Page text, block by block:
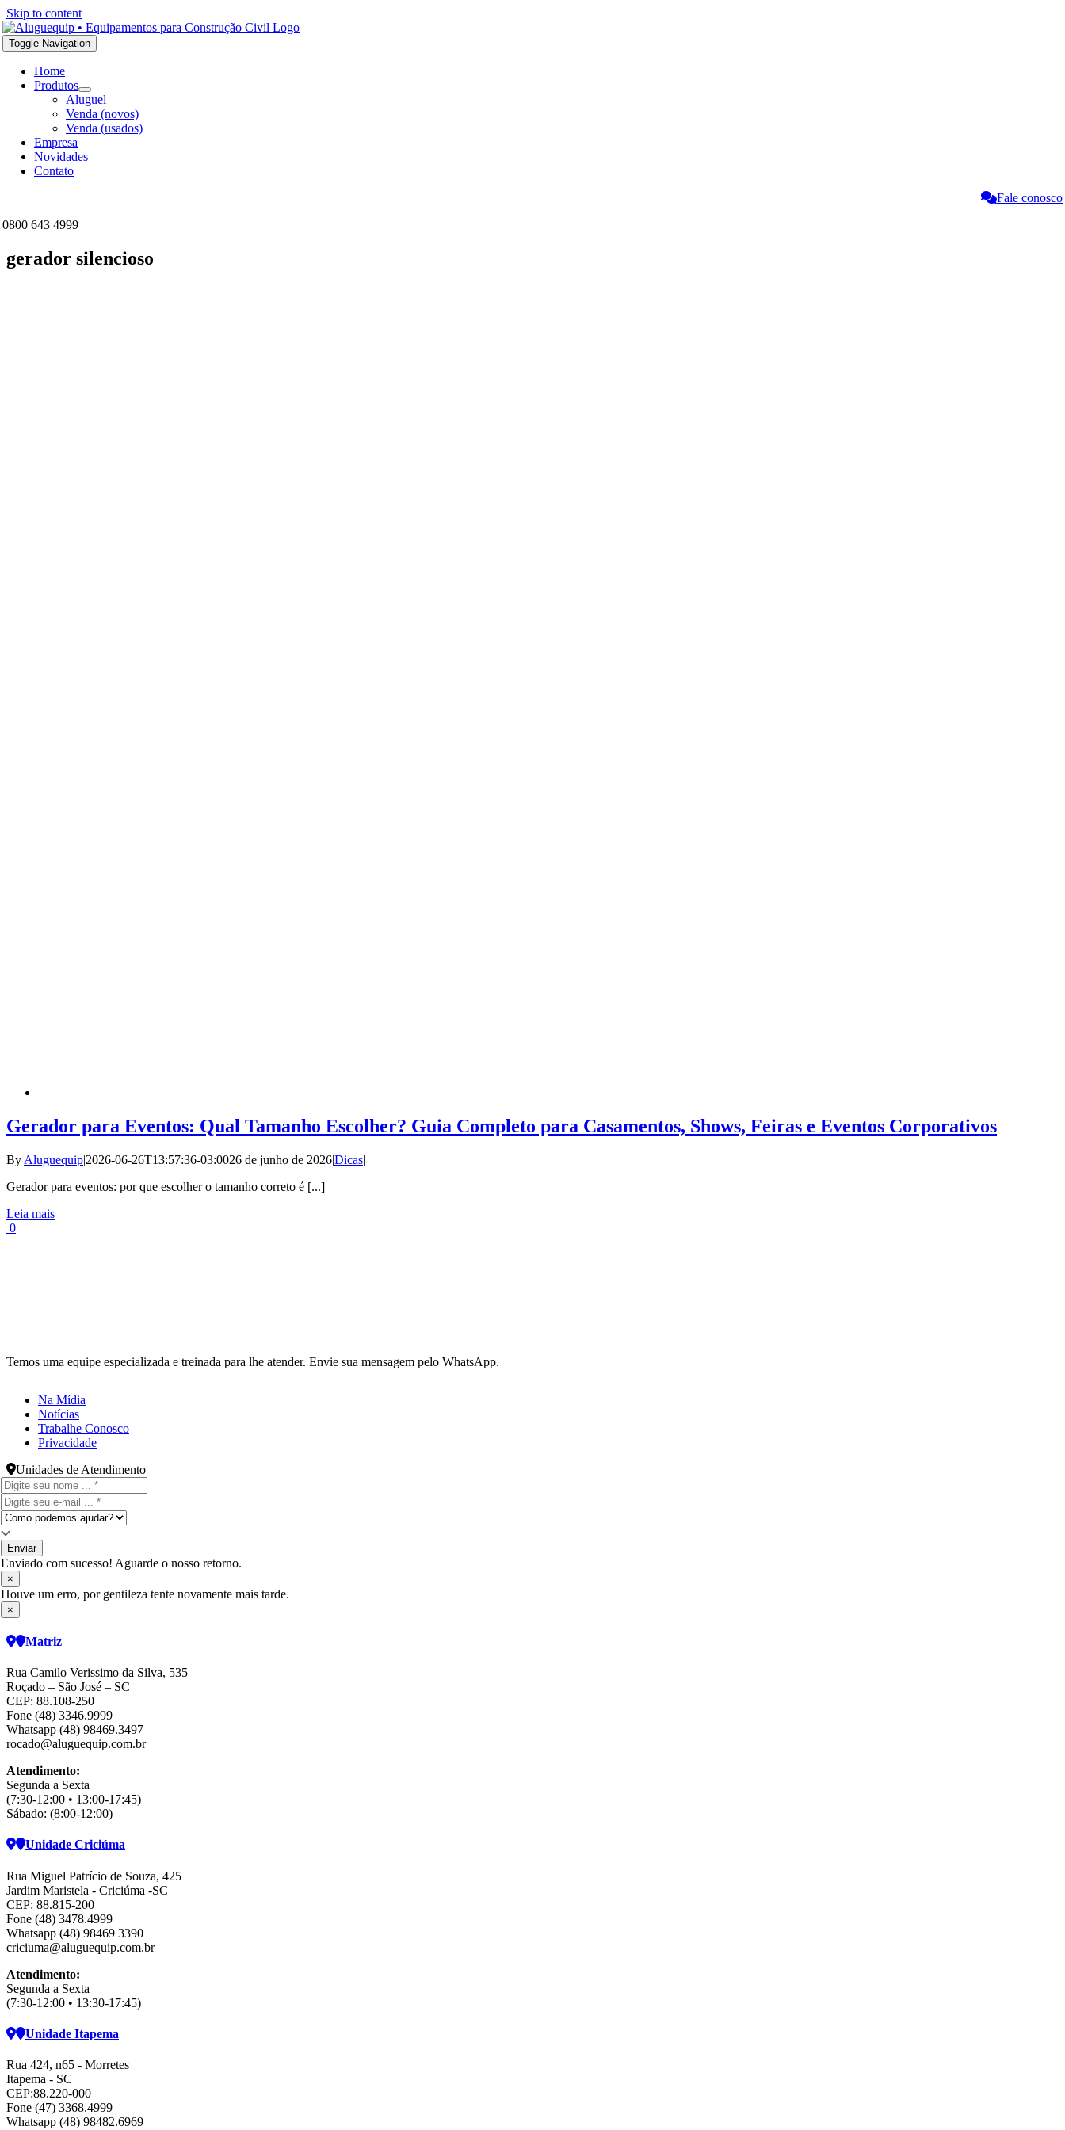
Skip to content
Toggle Navigation
Home
Produtos
Aluguel
Venda (novos)
Venda (usados)
Empresa
Novidades
Contato
Fale conosco
0800 643 4999
gerador silencioso
Gerador para Eventos: Qual Tamanho Escolher? Guia Completo para Casamentos, Shows, Feiras e Eventos Corporativos
By Aluguequip|2026-06-26T13:57:36-03:0026 de junho de 2026|Dicas|
Gerador para eventos: por que escolher o tamanho correto é [...]
Leia mais
0
Temos uma equipe especializada e treinada para lhe atender. Envie sua mensagem pelo WhatsApp.
Na Mídia
Notícias
Trabalhe Conosco
Privacidade
Unidades de Atendimento
Enviar
Enviado com sucesso! Aguarde o nosso retorno.
×
Houve um erro, por gentileza tente novamente mais tarde.
×
Matriz
Rua Camilo Verissimo da Silva, 535
Roçado – São José – SC
CEP: 88.108-250
Fone (48) 3346.9999
Whatsapp (48) 98469.3497
rocado@aluguequip.com.br
Atendimento:
Segunda a Sexta
(7:30-12:00 • 13:00-17:45)
Sábado: (8:00-12:00)
Unidade Criciúma
Rua Miguel Patrício de Souza, 425
Jardim Maristela - Criciúma -SC
CEP: 88.815-200
Fone (48) 3478.4999
Whatsapp (48) 98469 3390
criciuma@aluguequip.com.br
Atendimento:
Segunda a Sexta
(7:30-12:00 • 13:30-17:45)
Unidade Itapema
Rua 424, n65 - Morretes
Itapema - SC
CEP:88.220-000
Fone (47) 3368.4999
Whatsapp (48) 98482.6969